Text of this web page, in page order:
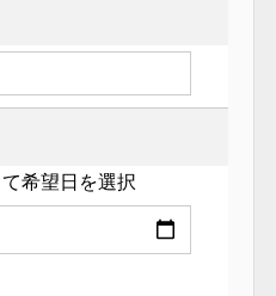
希望⽇を選択